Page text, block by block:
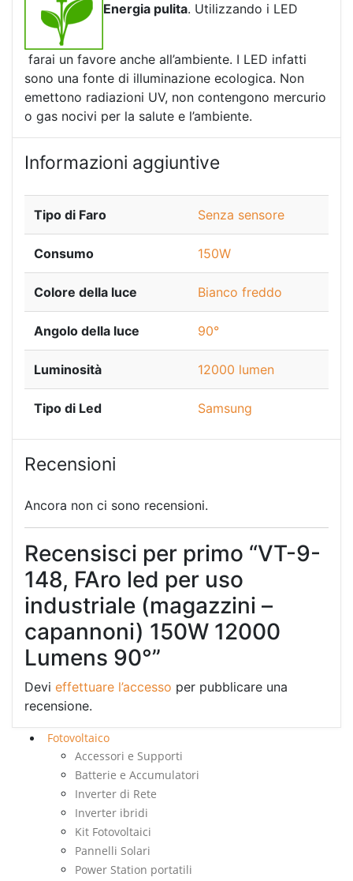
Energia pulita. Utilizzando i LED
farai un favore anche all’ambiente. I LED infatti
sono una fonte di illuminazione ecologica. Non
emettono radiazioni UV, non contengono mercurio
o gas nocivi per la salute e l’ambiente.
Informazioni aggiuntive
Tipo di Faro Senza sensore
Consumo 150W
Colore della luce Bianco freddo
Angolo della luce 90°
Luminosità 12000 lumen
Tipo di Led Samsung
Recensioni
Ancora non ci sono recensioni.
Recensisci per primo “VT-9-
148, FAro led per uso
industriale (magazzini –
capannoni) 150W 12000
Lumens 90°”
Devi effettuare l’accesso per pubblicare una
recensione.
Fotovoltaico
Accessori e Supporti
Batterie e Accumulatori
Inverter di Rete
Inverter ibridi
Kit Fotovoltaici
Pannelli Solari
Power Station portatili